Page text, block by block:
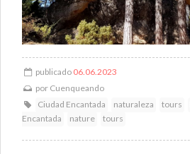
publicado 06.06.2023
por Cuenqueando
Ciudad Encantada
naturaleza tours
Encantada
nature tours